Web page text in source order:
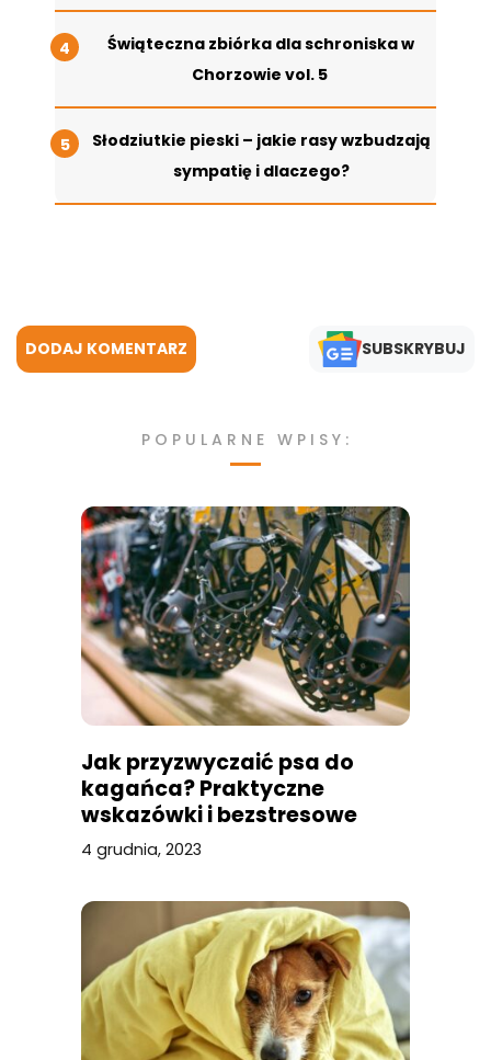
Świąteczna zbiórka dla schroniska w
Chorzowie vol. 5
Słodziutkie pieski – jakie rasy wzbudzają
sympatię i dlaczego?
DODAJ KOMENTARZ SUBSKRYBUJ
POPULARNE WPISY:
Jak przyzwyczaić psa do
kagańca? Praktyczne
wskazówki i bezstresowe
metody
4 grudnia, 2023